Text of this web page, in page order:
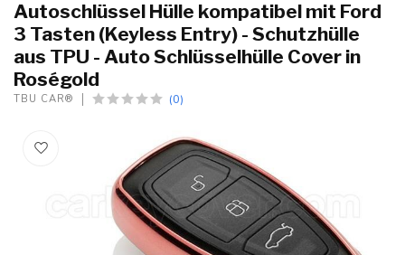
Autoschlüssel Hülle kompatibel mit Ford
3 Tasten (Keyless Entry) - Schutzhülle
aus TPU - Auto Schlüsselhülle Cover in
Roségold
TBU CAR® (0)